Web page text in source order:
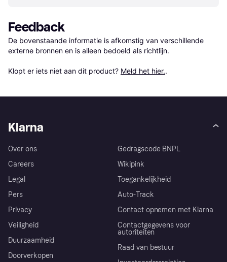
Feedback
De bovenstaande informatie is afkomstig van verschillende
externe bronnen en is alleen bedoeld als richtlijn.
Klopt er iets niet aan dit product? Meld het hier..
Klarna
Over ons
Careers
Legal
Pers
Privacy
Veiligheid
Duurzaamheid
Doorverkopen
Gedragscode BNPL
Wikipink
Toegankelijkheid
Auto-Track
Contact opnemen met Klarna
Contactgegevens voor
autoriteiten
Raad van bestuur